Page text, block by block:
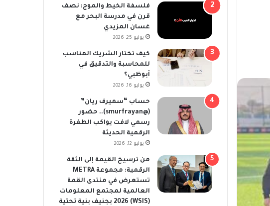
فلسفة الخيط والموج: نصف
قرن في مدرسة البحر مع
غسان المزيدي
يوليو 25, 2026
كيف تختار الشريك المناسب
للمحاسبة والتدقيق في
أبوظبي؟
يوليو 16, 2026
حساب “سميرف ريان”
(@smurfrayan).. حضور
رسمي لافت يواكب الطفرة
الرقمية الحديثة
يوليو 12, 2026
من ترسيخ القيمة إلى الثقة
الرقمية: مجموعة METRA
تستعرض في منتدى القمة
العالمية لمجتمع المعلومات
(WSIS) 2026 بجنيف بنية تحتية